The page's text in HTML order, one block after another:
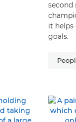
second
it helps
goals.